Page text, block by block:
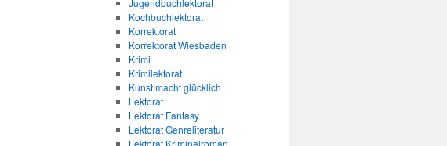
Jugendbuchlektorat
Kochbuchlektorat
Korrektorat
Korrektorat Wiesbaden
Krimi
Krimilektorat
Kunst macht glücklich
Lektorat
Lektorat Fantasy
Lektorat Genreliteratur
Lektorat Kriminalroman